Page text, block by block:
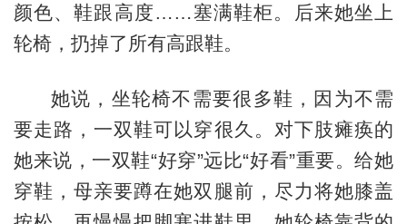
颜色、鞋跟高度……塞满鞋柜。后来她坐上
轮椅，扔掉了所有高跟鞋。
她说，坐轮椅不需要很多鞋，因为不需
要走路，一双鞋可以穿很久。对下肢瘫痪的
她来说，一双鞋“好穿”远比“好看”重要。给她
穿鞋，母亲要蹲在她双腿前，尽力将她膝盖